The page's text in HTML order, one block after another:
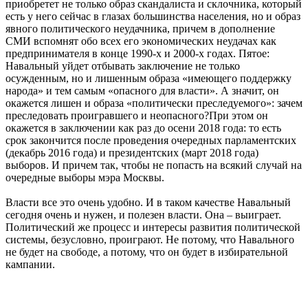
приобретет не только образ скандалиста и склочника, который
есть у него сейчас в глазах большинства населения, но и образ
явного политического неудачника, причем в дополнение
СМИ вспомнят обо всех его экономических неудачах как
предпринимателя в конце 1990-х и 2000-х годах. Пятое:
Навальный уйдет отбывать заключение не только
осужденным, но и лишенным образа «имеющего поддержку
народа» и тем самым «опасного для власти». А значит, он
окажется лишен и образа «политически преследуемого»: зачем
преследовать проигравшего и неопасного?При этом он
окажется в заключении как раз до осени 2018 года: то есть
срок закончится после проведения очередных парламентских
(декабрь 2016 года) и президентских (март 2018 года)
выборов. И причем так, чтобы не попасть на всякий случай на
очередные выборы мэра Москвы.
Власти все это очень удобно. И в таком качестве Навальный
сегодня очень и нужен, и полезен власти. Она – выиграет.
Политический же процесс и интересы развития политической
системы, безусловно, проиграют. Не потому, что Навального
не будет на свободе, а потому, что он будет в избирательной
кампании.